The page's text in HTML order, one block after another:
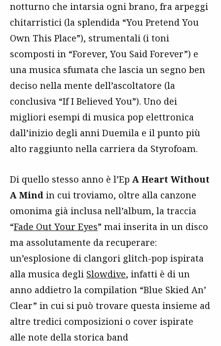
notturno che intarsia ogni brano, fra arpeggi
chitarristici (la splendida “You Pretend You
Own This Place”), strumentali (i toni
scomposti in “Forever, You Said Forever”) e
una musica sfumata che lascia un segno ben
deciso nella mente dell’ascoltatore (la
conclusiva “If I Believed You”). Uno dei
migliori esempi di musica pop elettronica
dall’inizio degli anni Duemila e il punto più
alto raggiunto nella carriera da Styrofoam.
Di quello stesso anno è l’Ep A Heart Without
A Mind in cui troviamo, oltre alla canzone
omonima già inclusa nell’album, la traccia
“Fade Out Your Eyes” mai inserita in un disco
ma assolutamente da recuperare:
un’esplosione di clangori glitch-pop ispirata
alla musica degli Slowdive, infatti è di un
anno addietro la compilation “Blue Skied An’
Clear” in cui si può trovare questa insieme ad
altre tredici composizioni o cover ispirate
alle note della storica band